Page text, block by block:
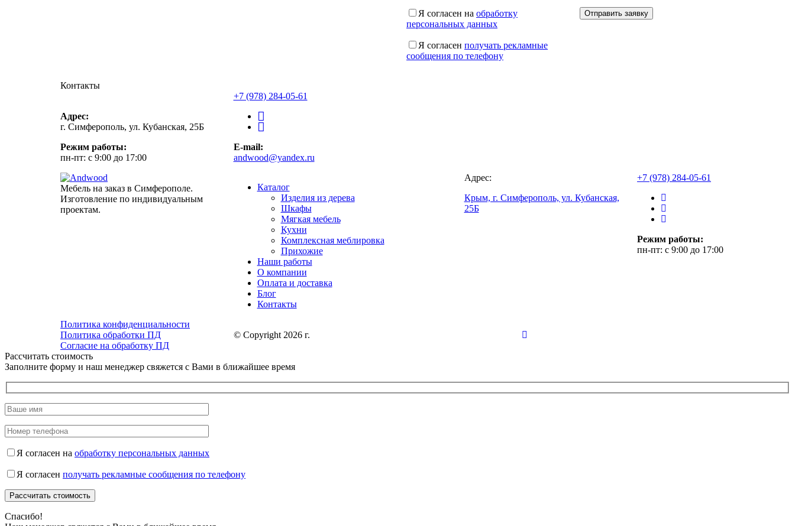
Я согласен на обработку
персональных данных
Я согласен получать рекламные
сообщения по телефону
Контакты
Адрес:
г. Симферополь, ул. Кубанская, 25Б
Режим работы:
пн-пт: с 9:00 до 17:00
+7 (978) 284-05-61
E-mail:
andwood@yandex.ru
Мебель на заказ в Симферополе.
Изготовление по индивидуальным
проектам.
Каталог
Изделия из дерева
Шкафы
Мягкая мебель
Кухни
Комплексная меблировка
Прихожие
Наши работы
О компании
Оплата и доставка
Блог
Контакты
Адрес:
Крым, г. Симферополь, ул. Кубанская,
25Б
+7 (978) 284-05-61
Режим работы:
пн-пт: с 9:00 до 17:00
Политика конфиденциальности
Политика обработки ПД
Согласие на обработку ПД
© Copyright 2026 г.
Рассчитать стоимость
Заполните форму и наш менеджер свяжется с Вами в ближайшее время
Я согласен на обработку персональных данных
Я согласен получать рекламные сообщения по телефону
Спасибо!